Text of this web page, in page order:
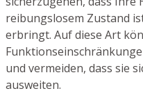
reibungslosem Zustand
erbringt. Auf diese Art
und vermeiden, dass sie
ausweiten.